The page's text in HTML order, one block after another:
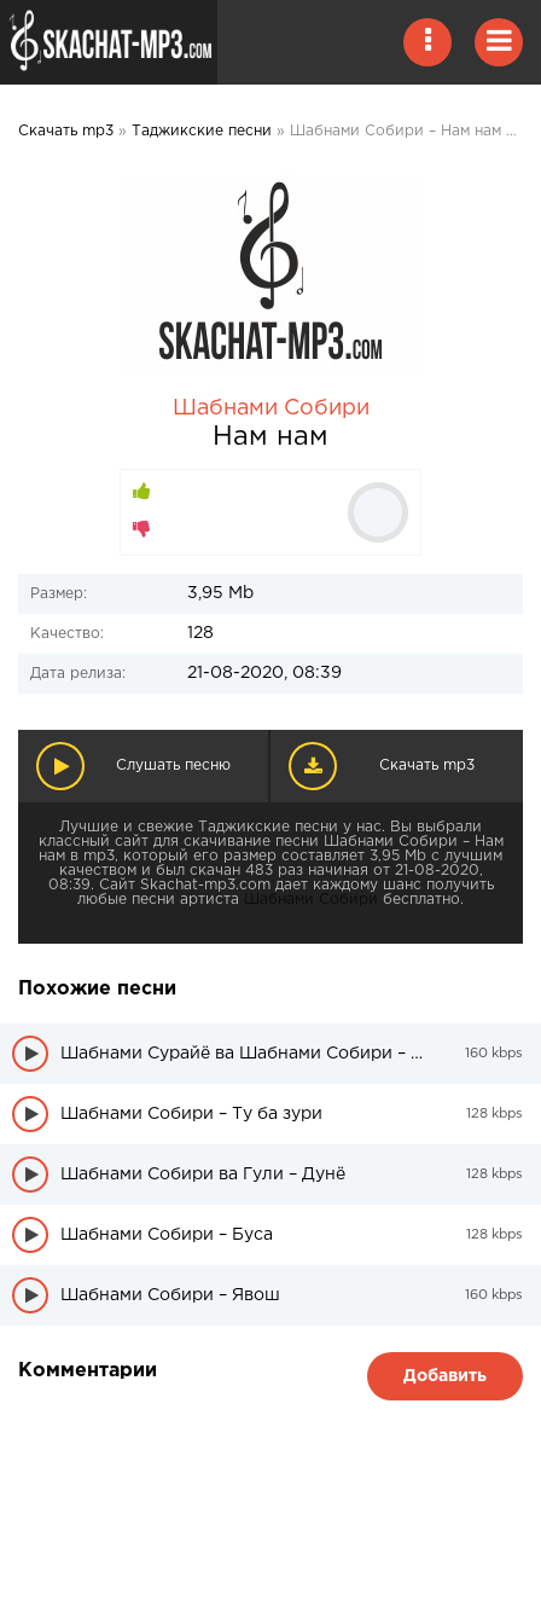
Скачать mp3 » Таджикские песни » Шабнами Собири – Нам нам mp3 скачать
Шабнами Собири
Нам нам
Размер: 3,95 Mb
Качество: 128
Дата релиза: 21-08-2020, 08:39
Слушать песню Скачать mp3
Лучшие и свежие Таджикские песни у нас. Вы выбрали
классный сайт для скачивание песни Шабнами Собири – Нам
нам в mp3, который его размер составляет 3,95 Mb с лучшим
качеством и был скачан 483 раз начиная от 21-08-2020,
08:39. Сайт Skachat-mp3.com дает каждому шанс получить
любые песни артиста
Шабнами Собири бесплатно.
Похожие песни
Шабнами Сурайё ва Шабнами Собири – Дар насибам 160 kbps
Шабнами Собири – Ту ба зури 128 kbps
Шабнами Собири ва Гули – Дунё 128 kbps
Шабнами Собири – Буса 128 kbps
Шабнами Собири – Явош 160 kbps
Комментарии Добавить